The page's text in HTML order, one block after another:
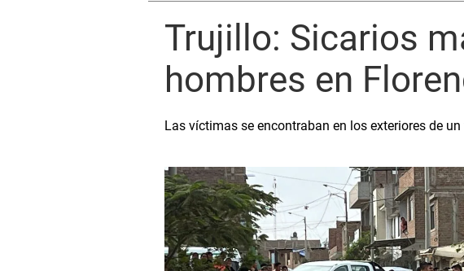
Trujillo: Sicarios
hombres en
Las víctimas se encontraban en los exteriores de